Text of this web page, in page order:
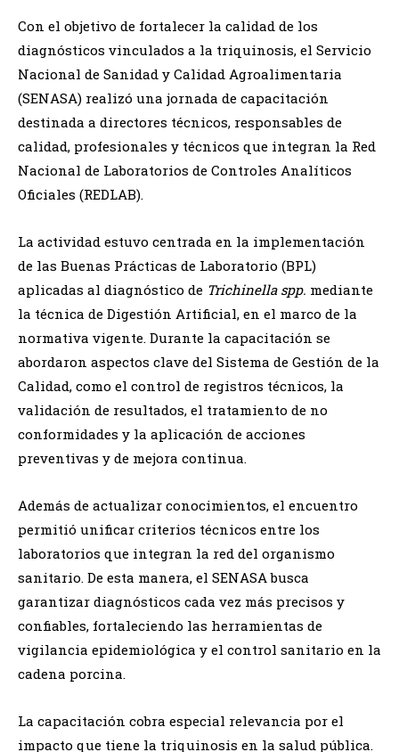
Con el objetivo de fortalecer la calidad de los
diagnósticos vinculados a la triquinosis, el Servicio
Nacional de Sanidad y Calidad Agroalimentaria
(SENASA) realizó una jornada de capacitación
destinada a directores técnicos, responsables de
calidad, profesionales y técnicos que integran la Red
Nacional de Laboratorios de Controles Analíticos
Oficiales (REDLAB).
La actividad estuvo centrada en la implementación
de las Buenas Prácticas de Laboratorio (BPL)
aplicadas al diagnóstico de Trichinella spp. mediante
la técnica de Digestión Artificial, en el marco de la
normativa vigente. Durante la capacitación se
abordaron aspectos clave del Sistema de Gestión de la
Calidad, como el control de registros técnicos, la
validación de resultados, el tratamiento de no
conformidades y la aplicación de acciones
preventivas y de mejora continua.
Además de actualizar conocimientos, el encuentro
permitió unificar criterios técnicos entre los
laboratorios que integran la red del organismo
sanitario. De esta manera, el SENASA busca
garantizar diagnósticos cada vez más precisos y
confiables, fortaleciendo las herramientas de
vigilancia epidemiológica y el control sanitario en la
cadena porcina.
La capacitación cobra especial relevancia por el
impacto que tiene la triquinosis en la salud pública.